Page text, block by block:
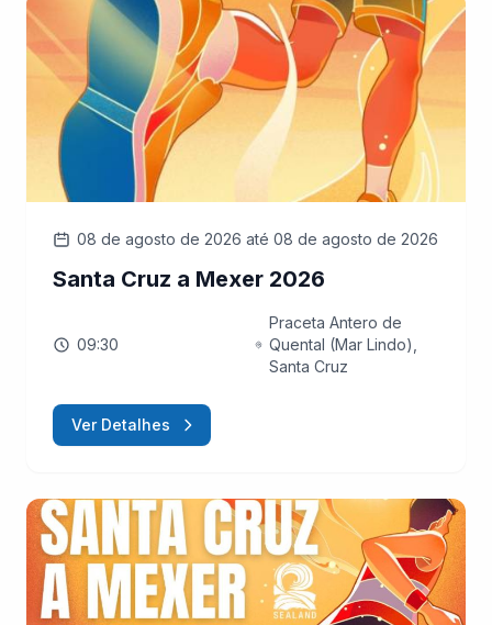
08 de agosto de 2026 até 08 de agosto de 2026
Santa Cruz a Mexer 2026
09:30
Praceta Antero de
Quental (Mar Lindo),
Santa Cruz
Ver Detalhes